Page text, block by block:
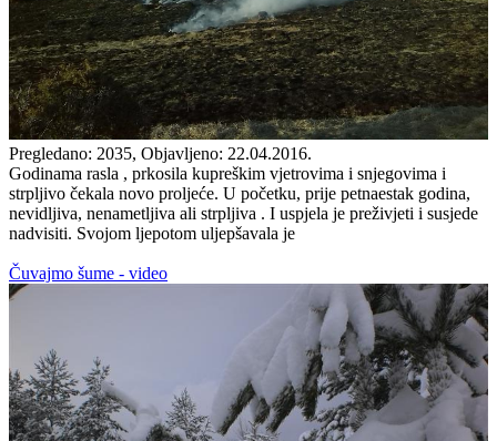
Pregledano: 2035, Objavljeno: 22.04.2016.
Godinama rasla , prkosila kupreškim vjetrovima i snjegovima i
strpljivo čekala novo proljeće. U početku, prije petnaestak godina,
nevidljiva, nenametljiva ali strpljiva . I uspjela je preživjeti i susjede
nadvisiti. Svojom ljepotom uljepšavala je
Čuvajmo šume - video